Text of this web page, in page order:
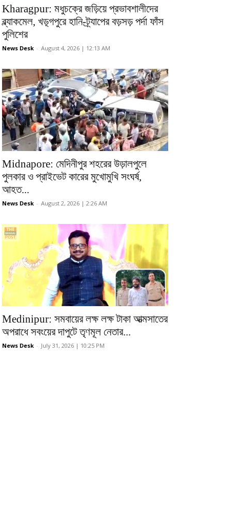
Kharagpur: মধুচক্রে জড়িয়ে প্রভাবশালীদের
ব্ল্যাকমেল, খড়্গপুরে হানি-ট্র্যাপের বড়সড় পর্দা ফাঁস
পুলিশের
News Desk - August 4, 2026 | 12:13 AM
Midnapore: মেদিনীপুর শহরের উড়ালপুলে
পুলকার ও প্রাইভেট কারের মুখোমুখি সংঘর্ষ,
আহত...
News Desk - August 2, 2026 | 2:26 AM
Medinipur: সমবায়ের লক্ষ লক্ষ টাকা আত্মসাতের
অপরাধে সবংয়ের দাপুটে তৃণমূল নেতার...
News Desk - July 31, 2026 | 10:25 PM